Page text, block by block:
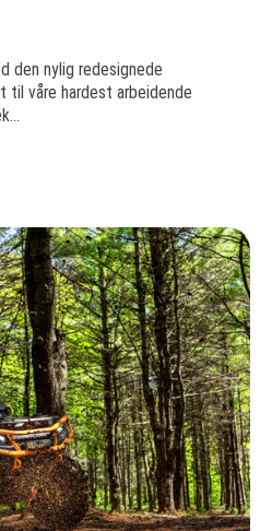
den nylig redesignede
til våre hardest arbeidende